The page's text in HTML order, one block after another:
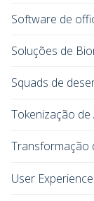
Software de
Soluções de
Squads de
Tokenização de
Transformação
User Experience